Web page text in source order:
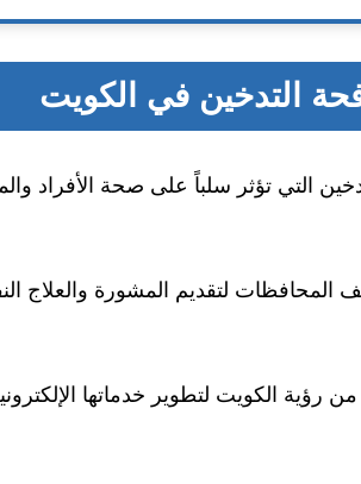
التدخين في الكويت
التي تؤثر سلباً على صحة الأفراد
المحافظات لتقديم المشورة
رؤية الكويت لتطوير خدماتها